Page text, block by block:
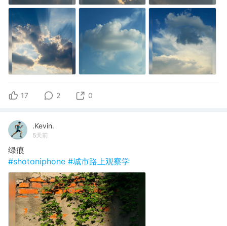
17 2 0
.Kevin.
5天前
绿痕
#shotoniphone #城市路上观察学